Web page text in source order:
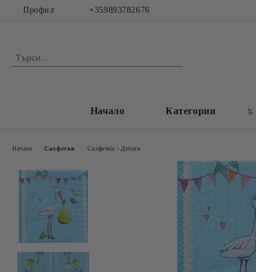
Профил +359893782676
Начало Категории
Начало Салфетки Салфетки - Детски